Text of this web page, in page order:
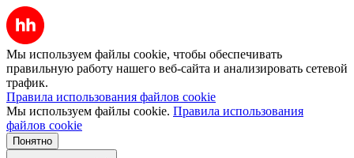
Мы используем файлы cookie, чтобы обеспечивать
правильную работу нашего веб-сайта и анализировать сетевой
трафик.
Правила использования файлов cookie
Мы используем файлы cookie. Правила использования
файлов cookie
Понятно